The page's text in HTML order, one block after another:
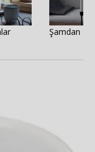
Şamdan